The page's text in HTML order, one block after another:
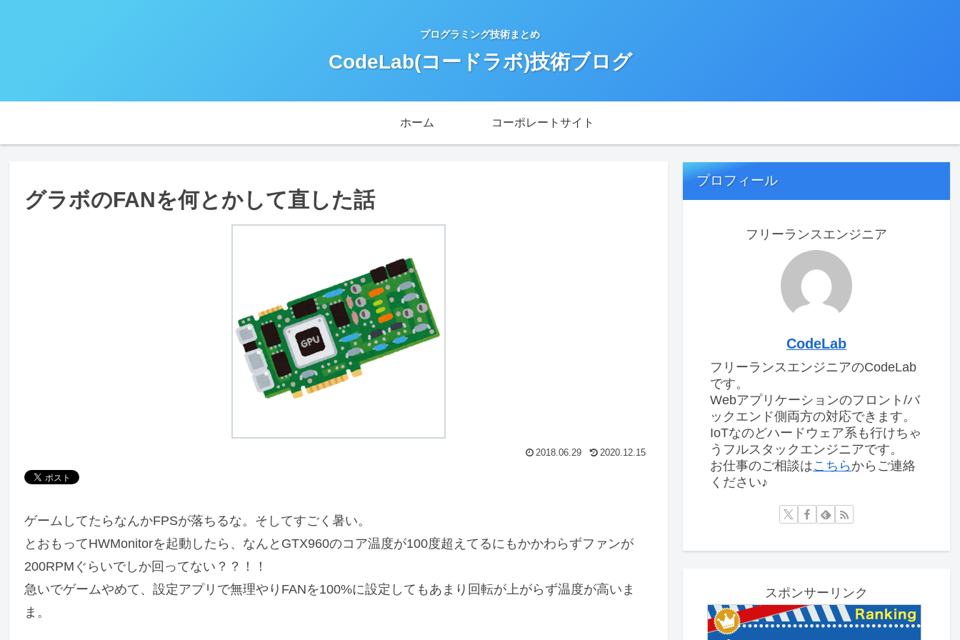
プログラミング技術まとめ
CodeLab(コードラボ)技術ブログ
ホーム コーポレートサイト
グラボのFANを何とかして直した話
2018.06.29 2020.12.15
ゲームしてたらなんかFPSが落ちるな。そしてすごく暑い。
とおもってHWMonitorを起動したら、なんとGTX960のコア温度が100度超えてるにもかかわらずファンが
200RPMぐらいでしか回ってない？？！！
急いでゲームやめて、設定アプリで無理やりFANを100%に設定してもあまり回転が上がらず温度が高いま
ま。
プロフィール
フリーランスエンジニア
CodeLab
フリーランスエンジニアのCodeLab
です。
Webアプリケーションのフロント/バ
ックエンド側両方の対応できます。
IoTなのどハードウェア系も行けちゃ
うフルスタックエンジニアです。
お仕事のご相談はこちら からご連絡
ください♪
スポンサーリンク